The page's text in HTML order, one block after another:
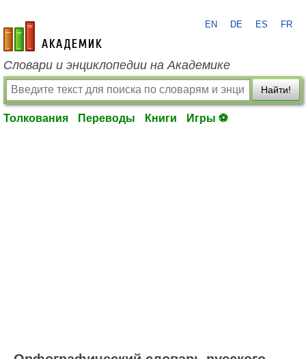
academic.ru
EN DE ES FR
Словари и энциклопедии на Академике
Найти!
Толкования Переводы Книги Игры ⚽